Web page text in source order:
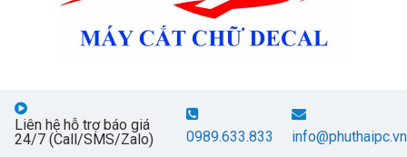
Liên hệ hỗ trợ báo giá
24/7 (Call/SMS/Zalo)
0989.633.833 info@phuthaipc.vn